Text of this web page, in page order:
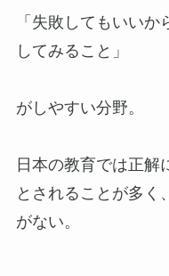
「失敗してもいい
してみること」
がしやすい分野。
日本の教育では正解
とされることが多く
がない。